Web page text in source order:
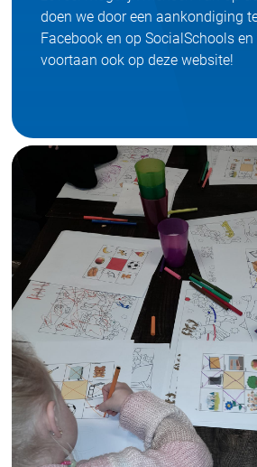
doen we door een aankondiging
Facebook en op SocialSchools
voortaan ook op deze website!